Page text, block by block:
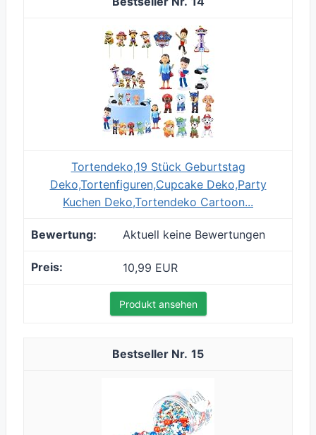
Tortendeko,19 Stück Geburtstag
Deko,Tortenfiguren,Cupcake Deko,Party
Kuchen Deko,Tortendeko Cartoon...
Aktuell keine Bewertungen
10,99 EUR
Produkt ansehen
15